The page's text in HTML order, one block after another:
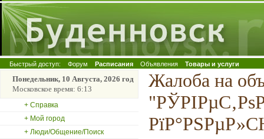
Быстрый доступ: Форум Расписания Объявления Товары и услуги
Понедельник, 10 Августа, 2026 год
Московское время: 6:13
+ Справка
+ Мой город
+ Люди/Общение/Поиск
Жалоба на